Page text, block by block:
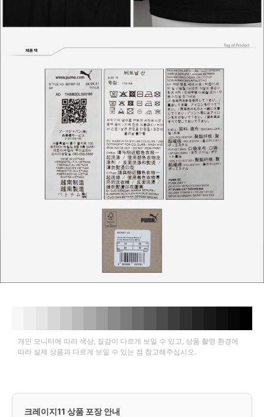
개인 모니터에 따라 색상, 질감이 다르게 보일 수 있고, 상품 촬영 환경에
따라 실제 상품과 다르게 보일 수 있는 점 참고해주십시오.
크레이지11 상품 포장 안내